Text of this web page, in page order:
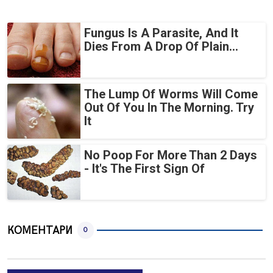
Fungus Is A Parasite, And It
Dies From A Drop Of Plain...
The Lump Of Worms Will Come
Out Of You In The Morning. Try
It
No Poop For More Than 2 Days
- It's The First Sign Of
КОМЕНТАРИ 0